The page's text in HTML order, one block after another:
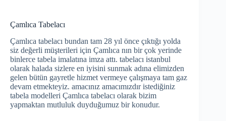
Çamlıca Tabelacı
Çamlıca tabelacı bundan tam 28 yıl önce çıktığı yolda
siz değerli müşterileri için Çamlıca nın bir çok yerinde
binlerce tabela imalatına imza attı. tabelacı istanbul
olarak halada sizlere en iyisini sunmak adına elimizden
gelen bütün gayretle hizmet vermeye çalışmaya tam gaz
devam etmekteyiz. amacınız amacımızdır istediğiniz
tabela modelleri Çamlıca tabelacı olarak bizim
yapmaktan mutluluk duyduğumuz bir konudur.